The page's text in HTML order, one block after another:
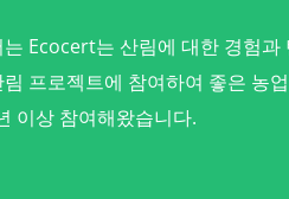
Ecocert는 산림에 대한 경험과
프로젝트에 참여하여 좋은 농
이상 참여해왔습니다.